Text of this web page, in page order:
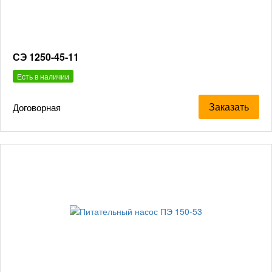
СЭ 1250-45-11
Есть в наличии
Договорная Заказать